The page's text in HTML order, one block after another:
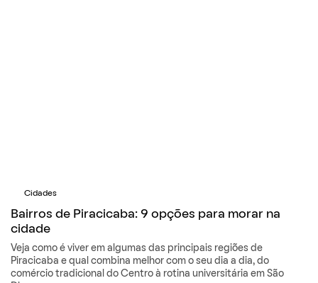
Cidades
Bairros de Piracicaba: 9 opções para morar na
cidade
Veja como é viver em algumas das principais regiões de
Piracicaba e qual combina melhor com o seu dia a dia, do
comércio tradicional do Centro à rotina universitária em São